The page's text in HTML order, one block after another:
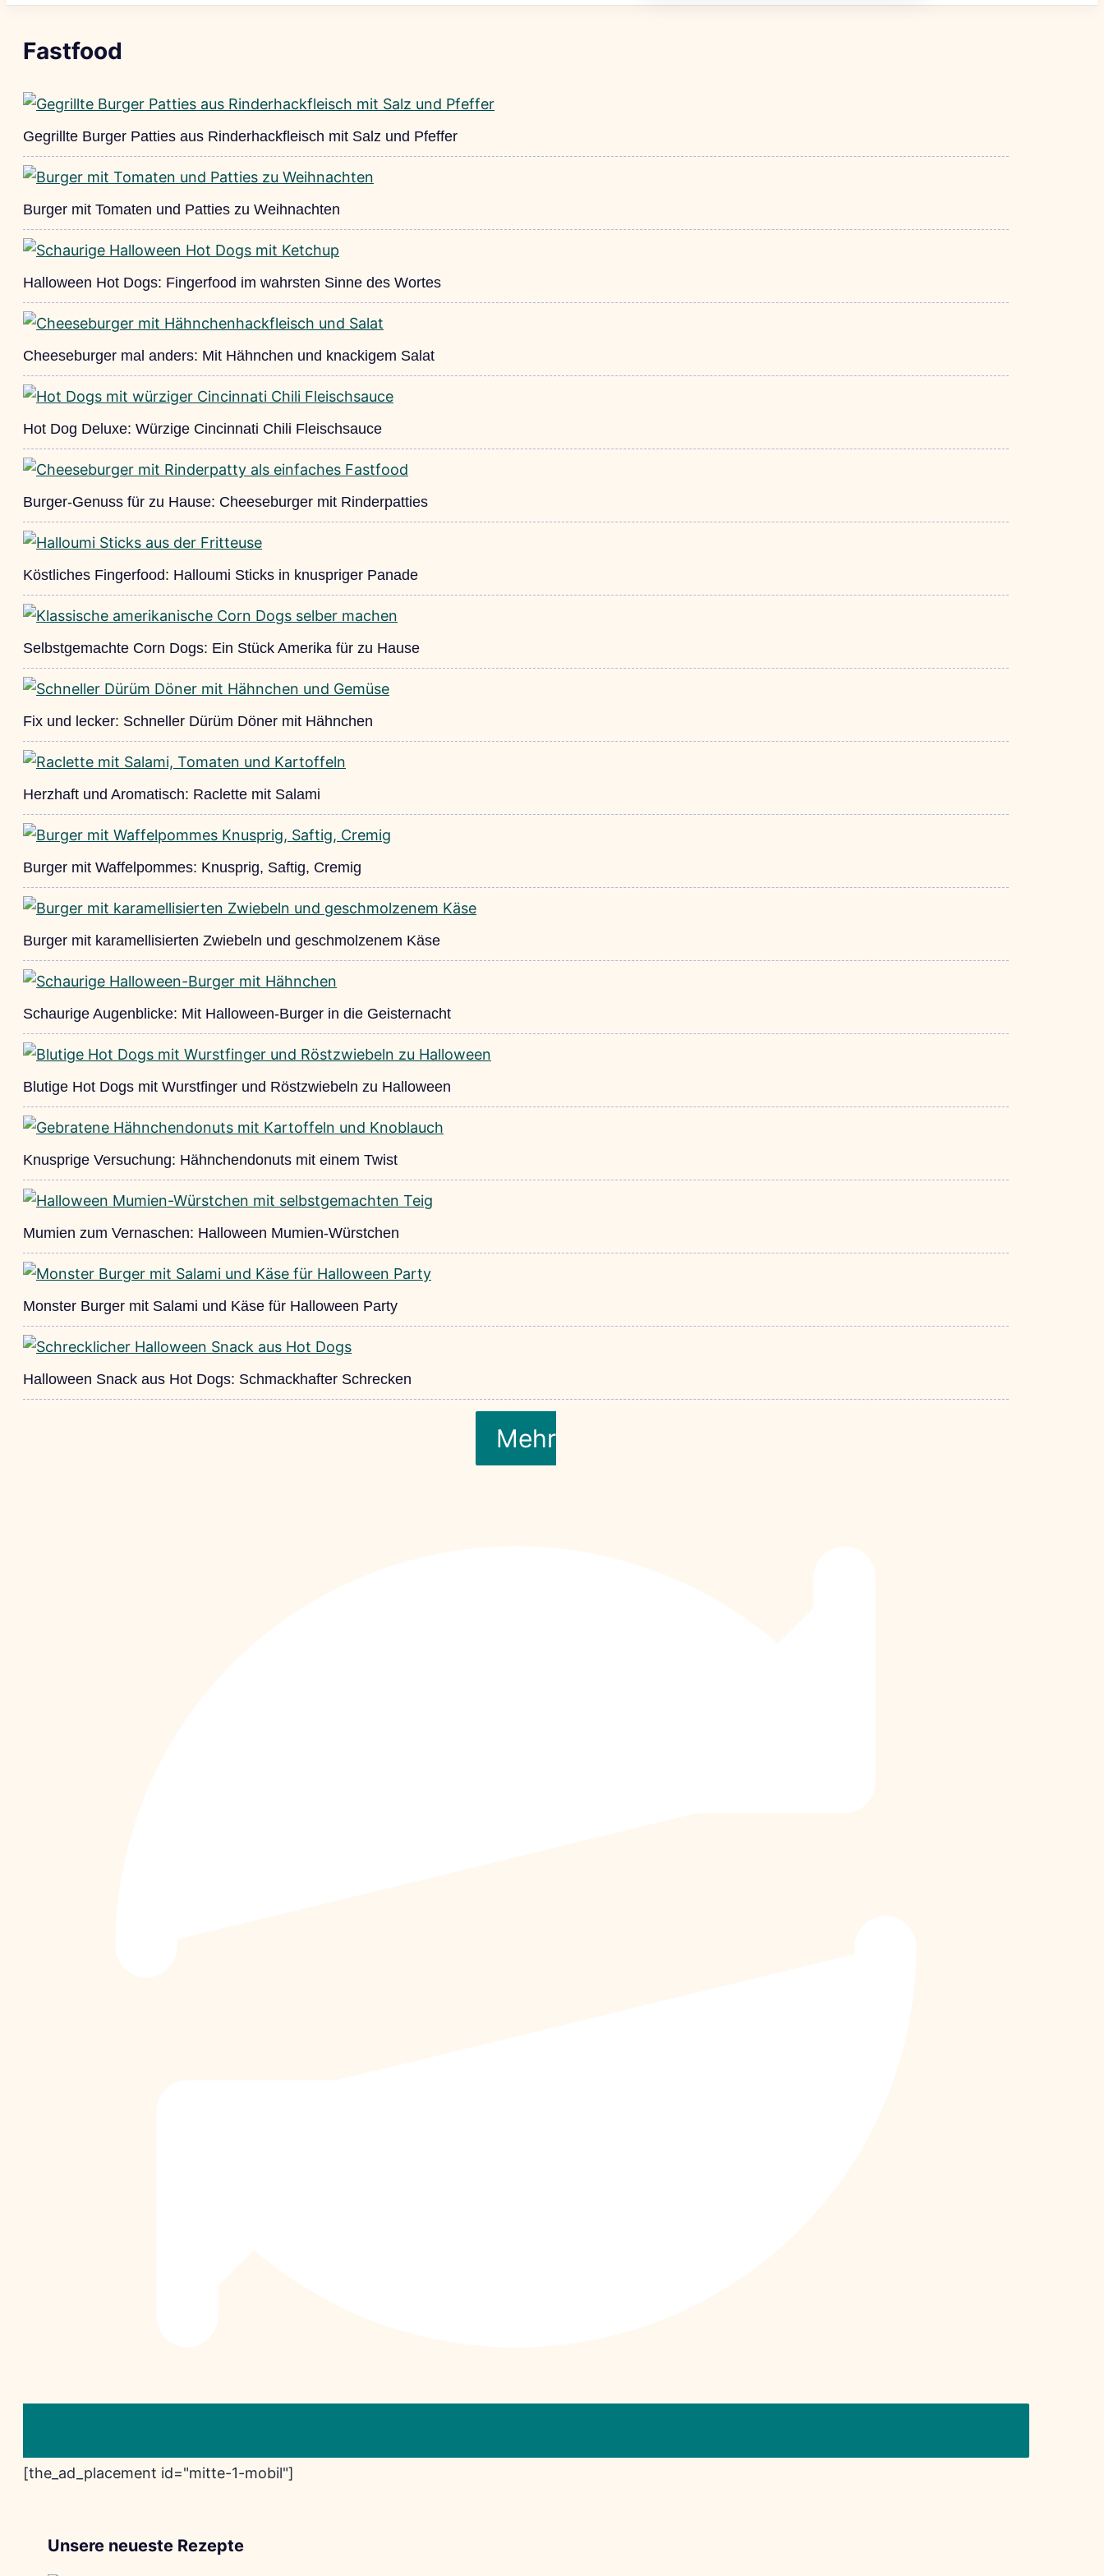
Fastfood
Gegrillte Burger Patties aus Rinderhackfleisch mit Salz und Pfeffer
Burger mit Tomaten und Patties zu Weihnachten
Halloween Hot Dogs: Fingerfood im wahrsten Sinne des Wortes
Cheeseburger mal anders: Mit Hähnchen und knackigem Salat
Hot Dog Deluxe: Würzige Cincinnati Chili Fleischsauce
Burger-Genuss für zu Hause: Cheeseburger mit Rinderpatties
Köstliches Fingerfood: Halloumi Sticks in knuspriger Panade
Selbstgemachte Corn Dogs: Ein Stück Amerika für zu Hause
Fix und lecker: Schneller Dürüm Döner mit Hähnchen
Herzhaft und Aromatisch: Raclette mit Salami
Burger mit Waffelpommes: Knusprig, Saftig, Cremig
Burger mit karamellisierten Zwiebeln und geschmolzenem Käse
Schaurige Augenblicke: Mit Halloween-Burger in die Geisternacht
Blutige Hot Dogs mit Wurstfinger und Röstzwiebeln zu Halloween
Knusprige Versuchung: Hähnchendonuts mit einem Twist
Mumien zum Vernaschen: Halloween Mumien-Würstchen
Monster Burger mit Salami und Käse für Halloween Party
Halloween Snack aus Hot Dogs: Schmackhafter Schrecken
Mehr
[the_ad_placement id="mitte-1-mobil"]
Unsere neueste Rezepte